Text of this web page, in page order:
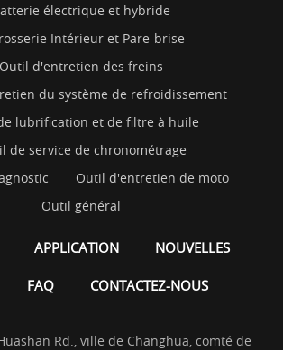
électrique et hybride
Intérieur et Pare-brise
Outil d'entretien des freins
du système de refroidissement
lubrification et de filtre à huile
de service de chronométrage
Outil d'entretien de moto
Outil général
APPLICATION NOUVELLES
FAQ CONTACTEZ-NOUS
Rd., ville de Changhua, comté de